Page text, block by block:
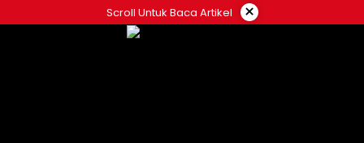
ke
Scroll Untuk Baca Artikel ×